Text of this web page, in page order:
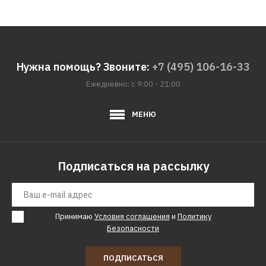
DAEWOO
400
КУПИТЬ
ДОБАВИТЬ К СРАВНЕНИЮ
ДОБАВИТЬ В ПОЖЕЛАНИЯ
Нужна помощь? Звоните: +7 (495) 106-16-33
Ежедневно: с 9:00 - 21:00
МЕНЮ
Подписаться на рассылку
Принимаю Условия соглашения и Политику
Безопасности
ПОДПИСАТЬСЯ